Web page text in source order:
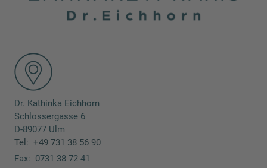
Dr. Kathinka Eichhorn
Schlossergasse 6
D-89077 Ulm
Tel: +49 731 38 56 90
Fax: 0731 38 72 41